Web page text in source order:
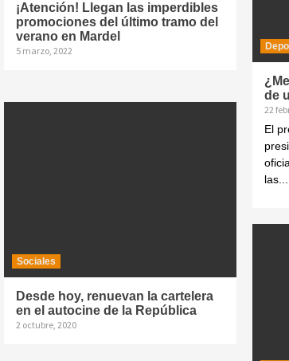
¡Atención! Llegan las imperdibles
promociones del último tramo del
verano en Mardel
5 marzo, 2022
Sociales
Desde hoy, renuevan la cartelera
en el autocine de la República
2 octubre, 2020
de
22
El
las...